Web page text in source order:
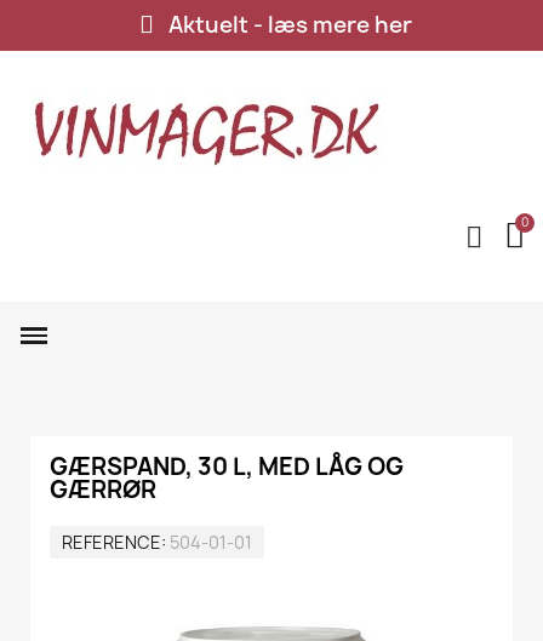
Aktuelt - læs mere her
GÆRSPAND, 30 L, MED LÅG OG
GÆRRØR
REFERENCE 504-01-01